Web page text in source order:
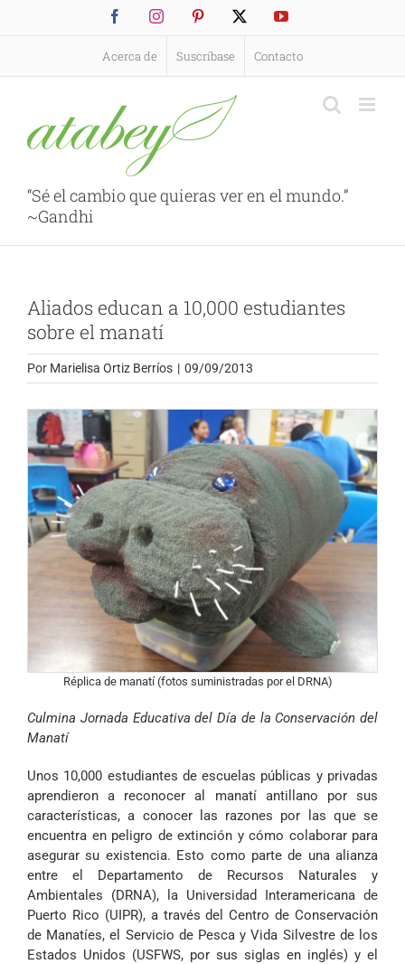
FacebookInstagramPinterest YouTube
Acerca de Suscríbase Contacto
“Sé el cambio que quieras ver en el mundo.”
~Gandhi
Aliados educan a 10,000 estudiantes
sobre el manatí
Por Marielisa Ortiz Berríos | 09/09/2013
Réplica de manatí (fotos suministradas por el DRNA)
Culmina Jornada Educativa del Día de la Conservación del
Manatí
Unos 10,000 estudiantes de escuelas públicas y privadas
aprendieron a reconocer al manatí antillano por sus
características, a conocer las razones por las que se
encuentra en peligro de extinción y cómo colaborar para
asegurar su existencia. Esto como parte de una alianza
entre el Departamento de Recursos Naturales y
Ambientales (DRNA), la Universidad Interamericana de
Puerto Rico (UIPR), a través del Centro de Conservación
de Manatíes, el Servicio de Pesca y Vida Silvestre de los
Estados Unidos (USFWS, por sus siglas en inglés) y el